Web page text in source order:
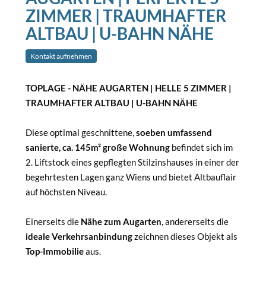
ZIMMER | TRAUMHAFTER
ALTBAU | U-BAHN NÄHE
Kontakt aufnehmen
TOPLAGE - NÄHE AUGARTEN | HELLE 5 ZIMMER |
TRAUMHAFTER ALTBAU | U-BAHN NÄHE
Diese optimal geschnittene,soeben umfassend
sanierte, ca. 145m² große Wohnungbefindet sich im
2. Liftstock eines gepflegten Stilzinshauses in einer der
begehrtesten Lagen ganz Wiens und bietet Altbauflair
auf höchsten Niveau.
Einerseits die Nähe zum Augarten, andererseits die
ideale Verkehrsanbindungzeichnen dieses Objekt als
Top-Immobilieaus.